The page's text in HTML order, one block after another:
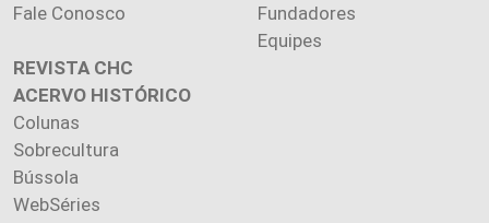
Fale Conosco
Fundadores
Equipes
REVISTA CHC
ACERVO HISTÓRICO
Colunas
Sobrecultura
Bússola
WebSéries